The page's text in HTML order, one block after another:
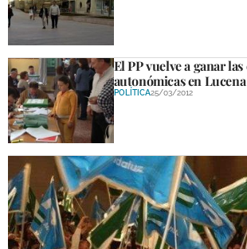
El PP vuelve a ganar
autonómicas en Lucena
POLÍTICA25/03/2012